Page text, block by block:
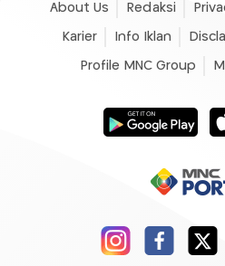
About Us Redaksi
Karier Info Iklan
Profile MNC Group